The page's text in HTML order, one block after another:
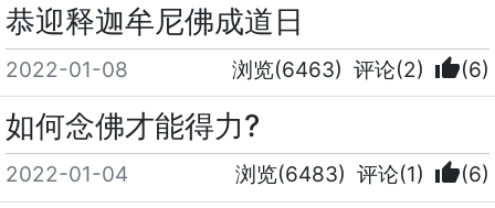
恭迎释迦牟尼佛成道日
2022-01-08 浏览(6463) 评论(2) thumb_up(6)
如何念佛才能得力?
2022-01-04 浏览(6483) 评论(1) thumb_up(6)